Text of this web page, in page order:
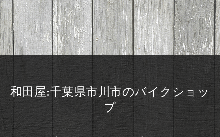
和田屋:千葉県市川市のバイクショッ
プ